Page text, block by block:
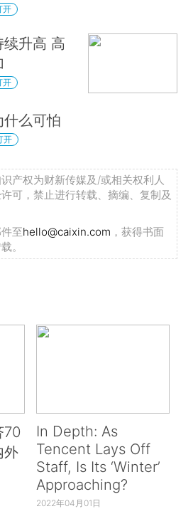
开
升高 高
开
么可怕
开
产权为财新传媒及/或相关权利人
可，禁止进行转载、摘编、复制及
至hello@caixin.com ，获得书面
。
70
外
In Depth: As
Tencent Lays Off
Staff, Is Its ‘Winter’
Approaching?
2022年04月01日